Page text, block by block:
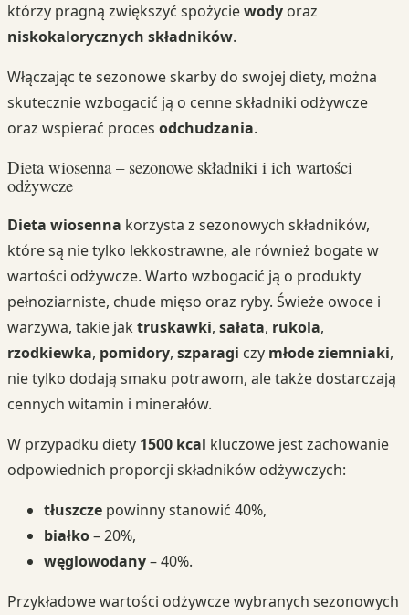
którzy pragną zwiększyć spożyciewody oraz
niskokalorycznych składników.
Włączając te sezonowe skarby do swojej diety, można
skutecznie wzbogacić ją o cenne składniki odżywcze
oraz wspierać proces odchudzania.
Dieta wiosenna – sezonowe składniki i ich wartości
odżywcze
Dieta wiosenna korzysta z sezonowych składników,
które są nie tylko lekkostrawne, ale również bogate w
wartości odżywcze. Warto wzbogacić ją o produkty
pełnoziarniste, chude mięso oraz ryby. Świeże owoce i
warzywa, takie jak truskawki, sałata, rukola,
rzodkiewka, pomidory, szparagi czy młode ziemniaki,
nie tylko dodają smaku potrawom, ale także dostarczają
cennych witamin i minerałów.
W przypadku diety 1500 kcal kluczowe jest zachowanie
odpowiednich proporcji składników odżywczych:
tłuszcze powinny stanowić 40%,
białko– 20%,
węglowodany– 40%.
Przykładowe wartości odżywcze wybranych sezonowych